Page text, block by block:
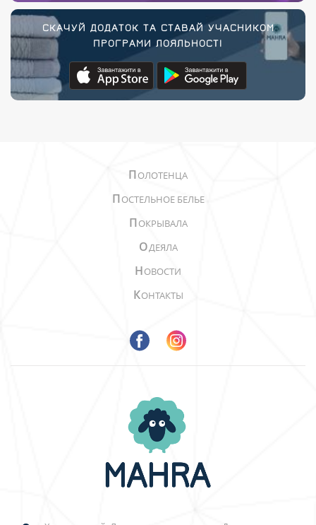
СКАЧУЙ ДОДАТОК ТА СТАВАЙ УЧАСНИКОМ
ПРОГРАМИ ЛОЯЛЬНОСТІ
ПОЛОТЕНЦА
ПОСТЕЛЬНОЕ БЕЛЬЕ
ПОКРЫВАЛА
ОДЕЯЛА
НОВОСТИ
КОНТАКТЫ